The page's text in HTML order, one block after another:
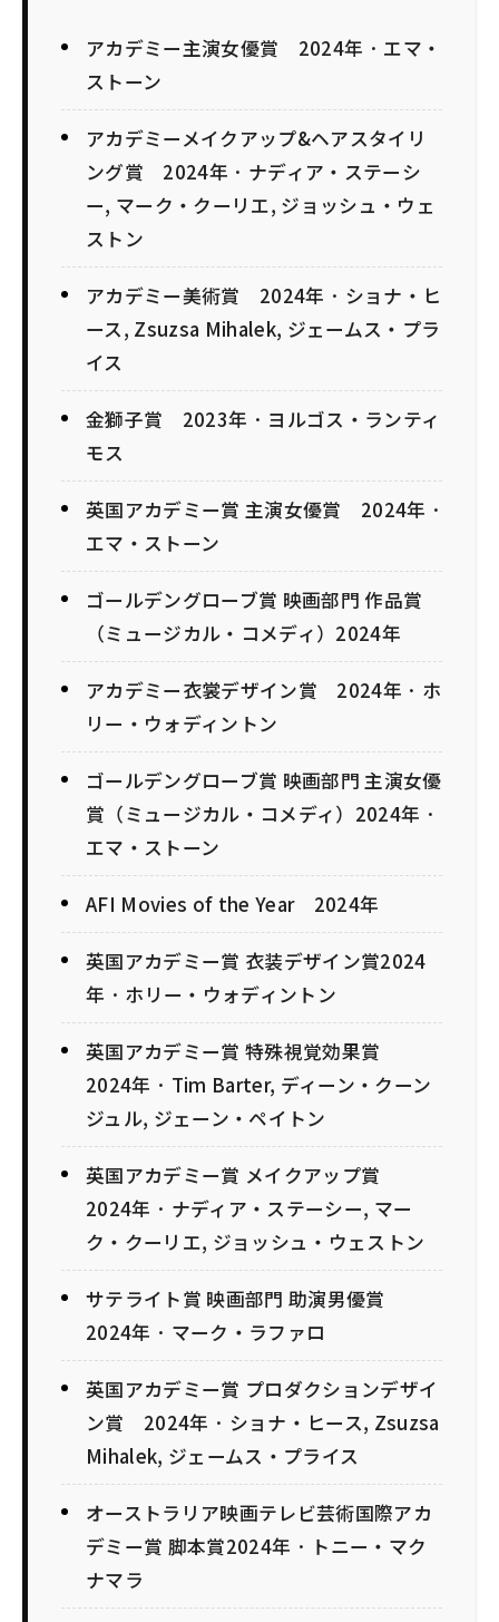
アカデミー主演女優賞 2024年 · エマ・
ストーン
アカデミーメイクアップ&ヘアスタイリ
ング賞 2024年 · ナディア・ステーシ
ー, マーク・クーリエ, ジョッシュ・ウェ
ストン
アカデミー美術賞 2024年 · ショナ・ヒ
ース, Zsuzsa Mihalek, ジェームス・プラ
イス
金獅子賞 2023年 · ヨルゴス・ランティ
モス
英国アカデミー賞 主演女優賞 2024年 ·
エマ・ストーン
ゴールデングローブ賞 映画部門 作品賞
（ミュージカル・コメディ）2024年
アカデミー衣裳デザイン賞 2024年 · ホ
リー・ウォディントン
ゴールデングローブ賞 映画部門 主演女優
賞（ミュージカル・コメディ）2024年 ·
エマ・ストーン
AFI Movies of the Year 2024年
英国アカデミー賞 衣装デザイン賞2024
年 · ホリー・ウォディントン
英国アカデミー賞 特殊視覚効果賞
2024年 · Tim Barter, ディーン・クーン
ジュル, ジェーン・ペイトン
英国アカデミー賞 メイクアップ賞
2024年 · ナディア・ステーシー, マー
ク・クーリエ, ジョッシュ・ウェストン
サテライト賞 映画部門 助演男優賞
2024年 · マーク・ラファロ
英国アカデミー賞 プロダクションデザイ
ン賞 2024年 · ショナ・ヒース, Zsuzsa
Mihalek, ジェームス・プライス
オーストラリア映画テレビ芸術国際アカ
デミー賞 脚本賞2024年 · トニー・マク
ナマラ